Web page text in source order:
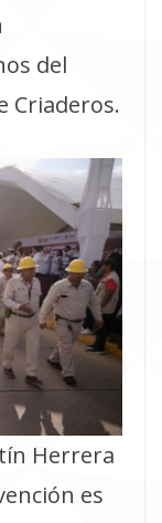
del
Criaderos.
Herrera
es